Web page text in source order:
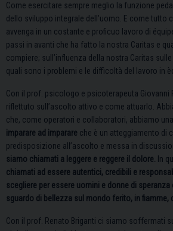
Come esercitare sempre meglio la funzione
dello sviluppo integrale dell’uomo. E come tutto
avvenga in un costante e proficuo lavoro di
passi in avanti che ha fatto la nostra Caritas e
compiere; sull’influenza della nostra Caritas
quali sono i problemi e le difficoltà del lavoro in
Con il prof. psicologo e psicoterapeuta Giovanni
riflettuto sull’ascolto attivo e come attuarlo.
che, come operatori e collaboratori, abbiamo
imparare ad imparare che è un atteggiamento di
predisposizione all’ascolto e messa in
siamo chiamati a leggere e reggere il dolore.
In
chiamati ad essere autentici, credibili e
scegliere per essere uomini e donne di
sguardo di bellezza sul mondo ferito, in fiamme,
Con il prof. Renato Briganti ci siamo soffermati